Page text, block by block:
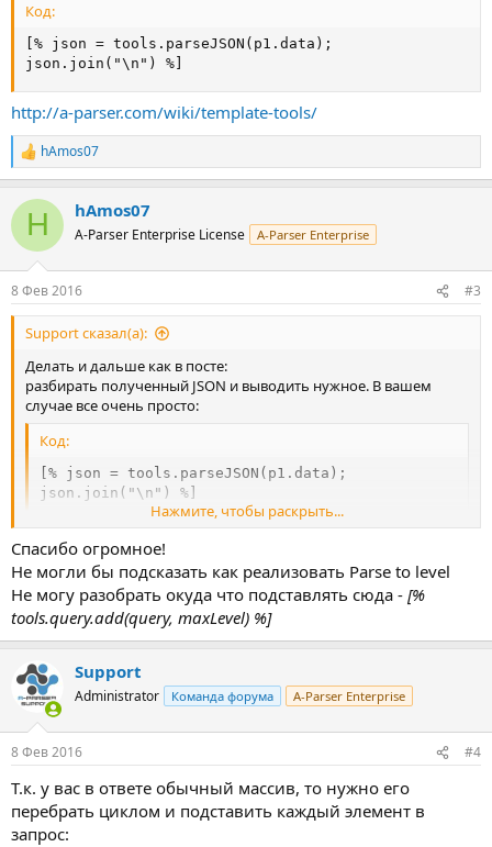
Код:
[% json = tools.parseJSON(p1.data);
json.join("\n") %]
http://a-parser.com/wiki/template-tools/
Р
е
к
и
hAmos07
H hAmos07
A-Parser Enterprise License A-Parser Enterprise
8 Фев 2016 #3
Support сказал(а):
Делать и дальше как в посте:
разбирать полученный JSON и выводить нужное. В вашем
случае все очень просто:
Код:
[% json = tools.parseJSON(p1.data);
json.join("\n") %]
http://a-parser.com/wiki/template-tools/
Нажмите, чтобы раскрыть...
Спасибо огромное!
Не могли бы подсказать как реализовать Parse to level
Не могу разобрать окуда что подставлять сюда - [%
tools.query.add(query, maxLevel) %]
Support
Administrator Команда форума A-Parser Enterprise
8 Фев 2016 #4
Т.к. у вас в ответе обычный массив, то нужно его
перебрать циклом и подставить каждый элемент в
запрос: